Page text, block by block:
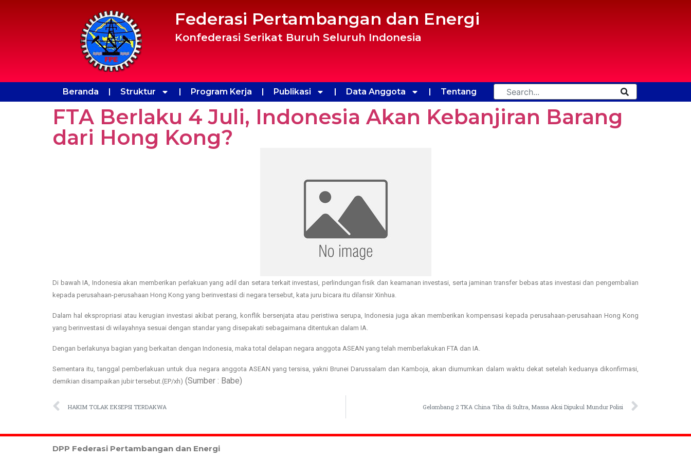
Federasi Pertambangan dan Energi
Konfederasi Serikat Buruh Seluruh Indonesia
Beranda Struktur Program Kerja Publikasi Data Anggota Tentang
FTA Berlaku 4 Juli, Indonesia Akan Kebanjiran Barang
dari Hong Kong?
Di bawah IA, Indonesia akan memberikan perlakuan yang adil dan setara terkait investasi, perlindungan fisik dan keamanan investasi, serta jaminan transfer bebas atas investasi dan pengembalian
kepada perusahaan-perusahaan Hong Kong yang berinvestasi di negara tersebut, kata juru bicara itu dilansir Xinhua.
Dalam hal ekspropriasi atau kerugian investasi akibat perang, konflik bersenjata atau peristiwa serupa, Indonesia juga akan memberikan kompensasi kepada perusahaan-perusahaan Hong Kong
yang berinvestasi di wilayahnya sesuai dengan standar yang disepakati sebagaimana ditentukan dalam IA.
Dengan berlakunya bagian yang berkaitan dengan Indonesia, maka total delapan negara anggota ASEAN yang telah memberlakukan FTA dan IA.
Sementara itu, tanggal pemberlakuan untuk dua negara anggota ASEAN yang tersisa, yakni Brunei Darussalam dan Kamboja, akan diumumkan dalam waktu dekat setelah keduanya dikonfirmasi,
demikian disampaikan jubir tersebut.(EP/xh) (Sumber : Babe)
HAKIM TOLAK EKSEPSI TERDAKWA Gelombang 2 TKA China Tiba di Sultra, Massa Aksi Dipukul Mundur Polisi
DPP Federasi Pertambangan dan Energi